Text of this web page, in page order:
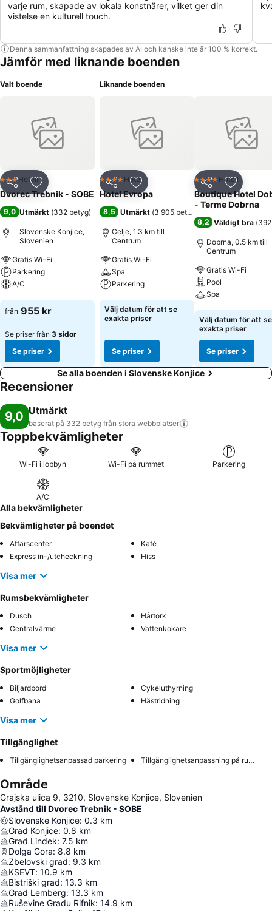
varje rum, skapade av lokala konstnärer, vilket ger din
vistelse en kulturell touch.
Denna sammanfattning skapades av AI och kanske inte är 100 % korrekt.
Jämför med liknande boenden
Valt boende
Dela Lägg till i Mina Favoriter
3 Stjärnor
Hotell
Dvorec Trebnik - SOBE
9,0 Utmärkt (332 betyg)
Slovenske Konjice,
Slovenien
Gratis Wi-Fi
Parkering
A/C
Se priser
från 955 kr
Se priser från 3 sidor
Se priser
Liknande boenden
Dela Lägg till i Mina Favoriter
4 StjärnorHotell
Hotel Evropa
8,5 Utmärkt (3 905 betyg
Celje, 1.3 km till
Centrum
Gratis Wi-Fi
Spa
Parkering
Se priser
Välj datum för att se
exakta priser
Se priser
Dela Lägg till
4 StjärnorHotell
Boutique Hotel
- Terme Dobrna
8,2 Väldigt bra (
Dobrna, 0.5 km till
Centrum
Gratis Wi-Fi
Pool
Spa
Se priser
Välj datum för att se
exakta priser
Se priser
Se alla boenden i Slovenske Konjice
Recensioner
9,0 Utmärkt
baserat på 332 betyg från stora webbplatser
Toppbekvämligheter
Wi-Fi i lobbyn Wi-Fi på rummet Parkering
A/C
Alla bekvämligheter
Bekvämligheter på boendet
Affärscenter
Kafé
Express in-/utcheckning
Hiss
Visa mer
Rumsbekvämligheter
Dusch
Hårtork
Centralvärme
Vattenkokare
Visa mer
Sportmöjligheter
Biljardbord
Cykeluthyrning
Golfbana
Hästridning
Visa mer
Tillgänglighet
Tillgänglighetsanpassad parkering Tillgänglighetsanpassning på rummet
Område
Grajska ulica 9, 3210, Slovenske Konjice, Slovenien
Avstånd till Dvorec Trebnik - SOBE
Slovenske Konjice: 0.3 km
Grad Konjice: 0.8 km
Grad Lindek: 7.5 km
Dolga Gora: 8.8 km
Zbelovski grad: 9.3 km
KSEVT: 10.9 km
Bistriški grad: 13.3 km
Grad Lemberg: 13.3 km
Ruševine Gradu Rifnik: 14.9 km